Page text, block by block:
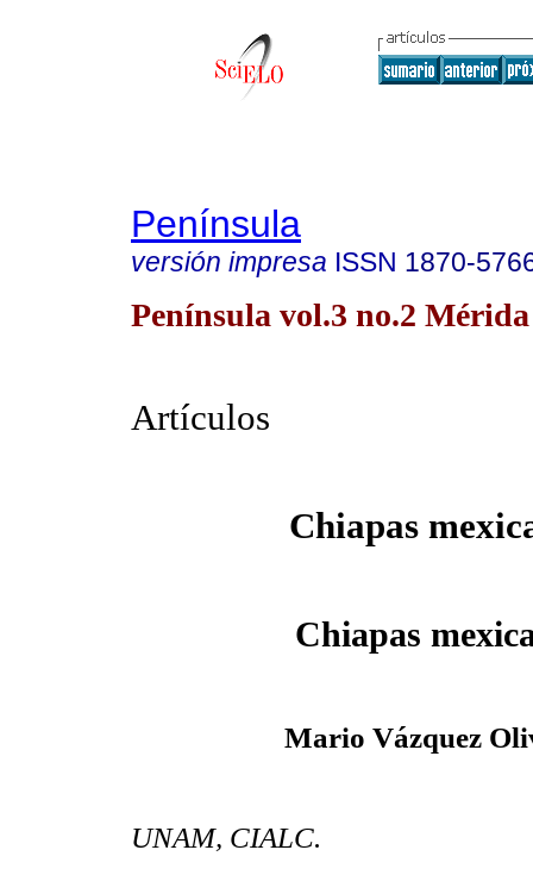
Península
versión impresa ISSN 1870-
Península vol.3 no.2 Mérida
Artículos
Chiapas
Chiapas
Mario Vázquez
UNAM, CIALC.